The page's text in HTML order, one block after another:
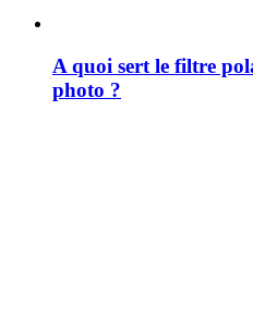
A quoi sert le filtre
photo ?